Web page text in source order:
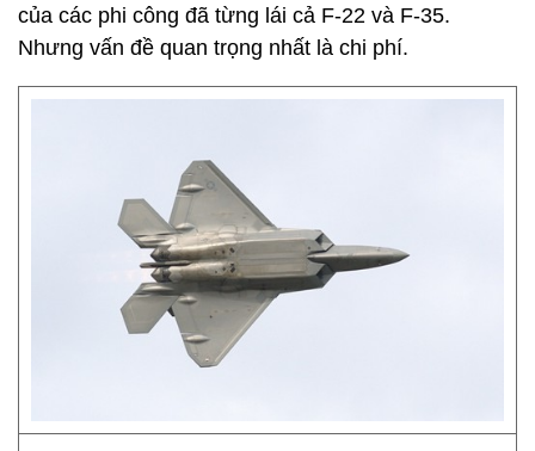
của các phi công đã từng lái cả F-22 và F-35.
Nhưng vấn đề quan trọng nhất là chi phí.